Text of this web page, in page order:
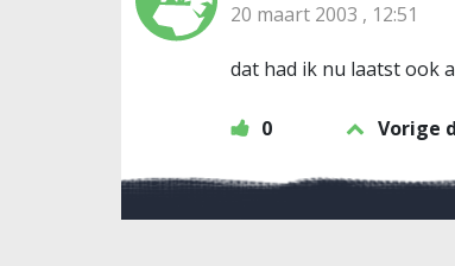
20 maart 2003 , 12:51
dat had ik nu laatst ook
0 Vorige